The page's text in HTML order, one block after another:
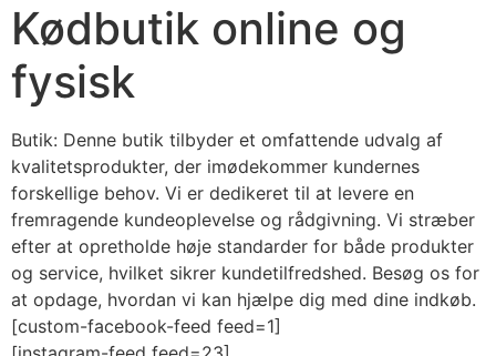
Kødbutik online og
fysisk
Butik: Denne butik tilbyder et omfattende udvalg af
kvalitetsprodukter, der imødekommer kundernes
forskellige behov. Vi er dedikeret til at levere en
fremragende kundeoplevelse og rådgivning. Vi stræber
efter at opretholde høje standarder for både produkter
og service, hvilket sikrer kundetilfredshed. Besøg os for
at opdage, hvordan vi kan hjælpe dig med dine indkøb.
[custom-facebook-feed feed=1]